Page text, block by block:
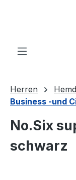
Herren
Business -und
No.Six
schwarz